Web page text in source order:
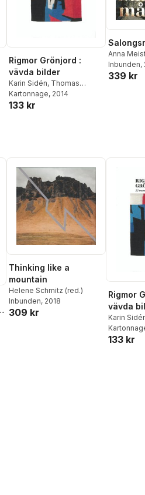
Rigmor Grönjord :
vävda bilder
Karin Sidén, Thomas
Millroth
Kartonnage, 2014
133 kr
Anna
Sidén
Inbunden,
339 kr
Thinking like a
mountain
Helene Schmitz (red.)
Inbunden, 2018
309 kr
Rigmor
vävda
Karin
Millroth
133 kr